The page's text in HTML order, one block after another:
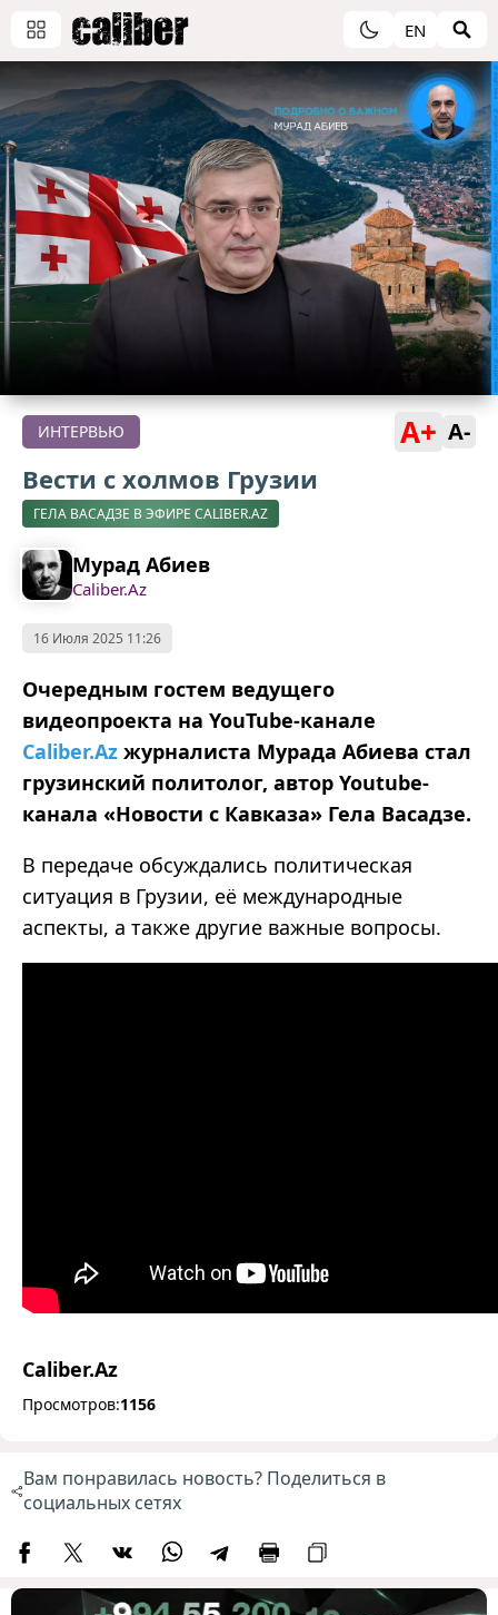
EN
ИНТЕРВЬЮ A+ A-
Вести с холмов Грузии
ГЕЛА ВАСАДЗЕ В ЭФИРЕ CALIBER.AZ
Мурад Абиев
Caliber.Az
16 Июля 2025 11:26
Очередным гостем ведущего
видеопроекта на YouTube-канале
Caliber.Az журналиста Мурада Абиева стал
грузинский политолог, автор Youtube-
канала «Новости с Кавказа» Гела Васадзе.
В передаче обсуждались политическая
ситуация в Грузии, её международные
аспекты, а также другие важные вопросы.
Caliber.Az
Просмотров:1156
Вам понравилась новость? Поделиться в
социальных сетях